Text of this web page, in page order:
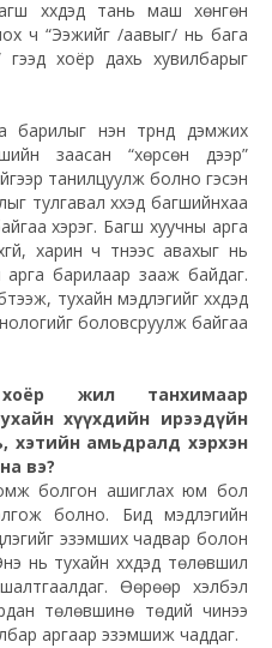
хүүхдэд тань маш хөнгөн
ч “Ээжийг /аавыг/ нь бага
хоёр дахь хувилбарыг
нэн түрүүнд дэмжих
заасан “хөрсөн дээр”
танилцуулж болно гэсэн
тулгавал хүүхэд багшийнхаа
хэрэг. Багш хуучны арга
харин ч түүнээс авахыг нь
арга барилаар зааж байдаг.
тухайн мэдлэгийг хүүхдэд
боловсруулж байгаа
жил танхимаар
хүүхдийн ирээдүйн
хэтийн амьдралд хэрхэн
вэ?
болгон ашиглах юм бол
болно. Бид мэдлэгийн
эзэмших чадвар болон
нь тухайн хүүхдэд төлөвшил
Өөрөөр хэлбэл
төлөвшинө төдий чинээ
аргаар эзэмшиж чаддаг.